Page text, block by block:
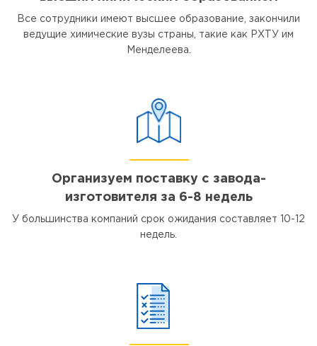
Все сотрудники имеют высшее образование, закончили
ведущие химические вузы страны, такие как РХТУ им
Менделеева.
Организуем поставку с завода-
изготовителя за 6-8 недель
У большинства компаний срок ожидания составляет 10-12
недель.